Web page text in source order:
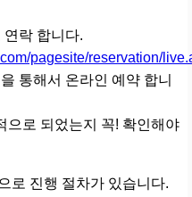
락 합니다.
pagesite/reservation/
통해서 온라인 예약 합니
으로 되었는지 꼭! 확인해야
로 진행 절차가 있습니다.